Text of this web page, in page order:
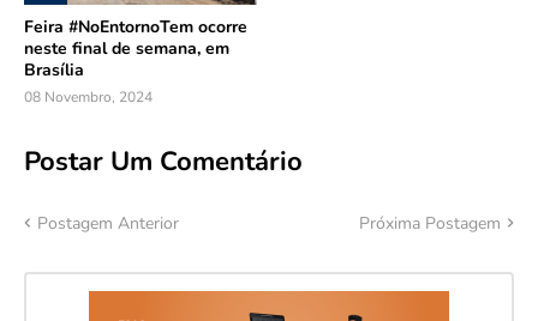
Feira #NoEntornoTem ocorre
neste final de semana, em
Brasília
08 Novembro, 2024
Postar Um Comentário
Postagem Anterior Próxima Postagem